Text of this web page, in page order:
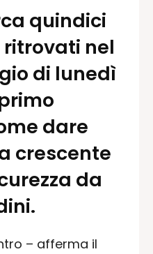
checking
quindici
ritrovati nel
di lunedì
dare
crescente
da
– afferma il